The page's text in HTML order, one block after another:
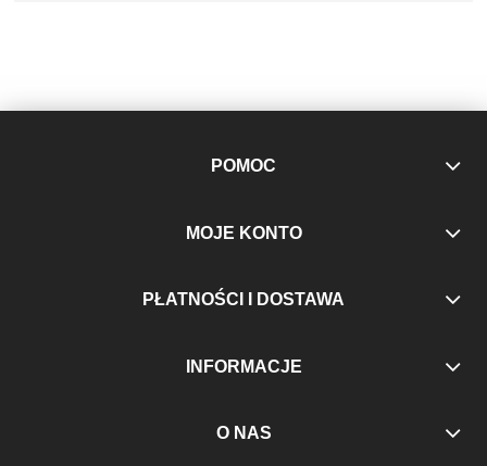
POMOC
MOJE KONTO
PŁATNOŚCI I DOSTAWA
INFORMACJE
O NAS